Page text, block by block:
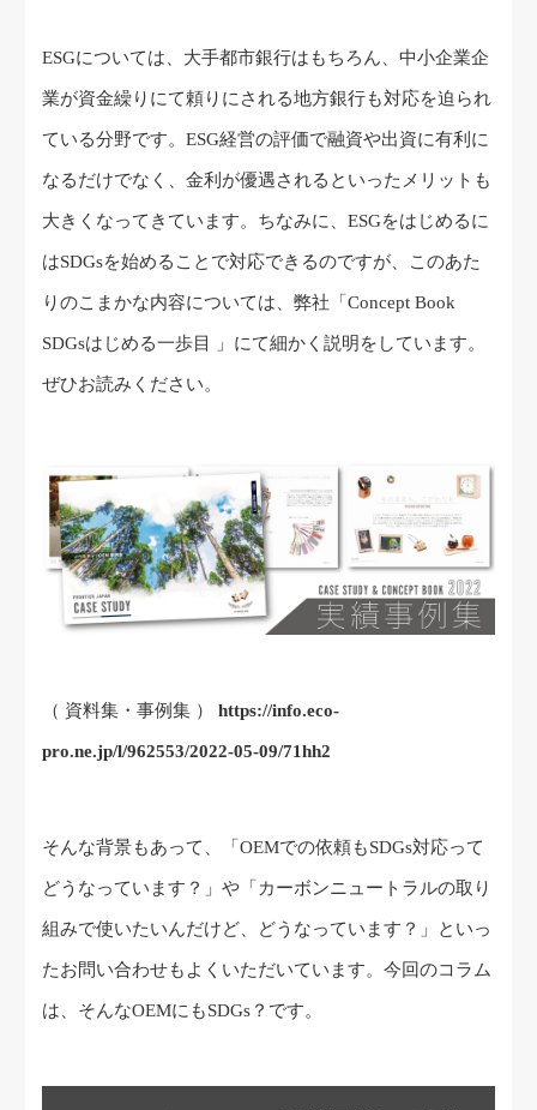
ESGについては、大手都市銀行はもちろん、中小企業企
業が資金繰りにて頼りにされる地方銀行も対応を迫られ
ている分野です。ESG経営の評価で融資や出資に有利に
なるだけでなく、金利が優遇されるといったメリットも
大きくなってきています。ちなみに、ESGをはじめるに
はSDGsを始めることで対応できるのですが、このあた
りのこまかな内容については、弊社「Concept Book
SDGsはじめる一歩目 」にて細かく説明をしています。
ぜひお読みください。
（ 資料集・事例集 ） https://info.eco-
pro.ne.jp/l/962553/2022-05-09/71hh2
そんな背景もあって、「OEMでの依頼もSDGs対応って
どうなっています？」や「カーボンニュートラルの取り
組みで使いたいんだけど、どうなっています？」といっ
たお問い合わせもよくいただいています。今回のコラム
は、そんなOEMにもSDGs？です。